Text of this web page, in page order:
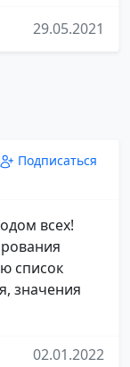
29.05.2021
Подписаться
всех!
список
значения
02.01.2022